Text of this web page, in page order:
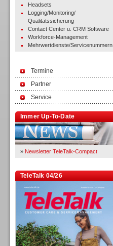
Headsets
Logging/Monitoring/
Qualitätssicherung
Contact Center u. CRM Software
Workforce-Management
Mehrwertdienste/Servicenummern
Termine
Partner
Service
Immer Up-To-Date
» Newsletter TeleTalk-Compact
TeleTalk 04/26